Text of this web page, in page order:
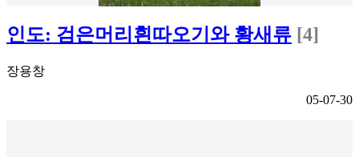
인도: 검은머리흰따오기와 황새류 [4]
장용창
05-07-30